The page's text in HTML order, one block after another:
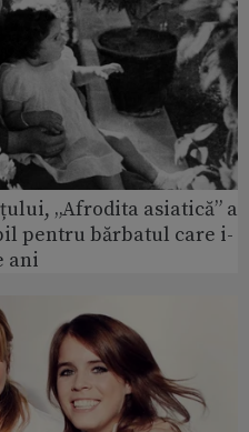
„Afrodita asiatică” a
pentru bărbatul care i-
ani